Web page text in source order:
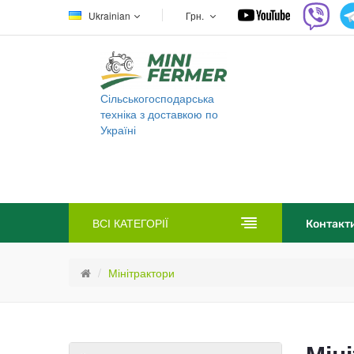
Ukrainian Грн.
Сільськогосподарська
техніка з доставкою по
Україні
ВСІ КАТЕГОРІЇ
Мінітрактори